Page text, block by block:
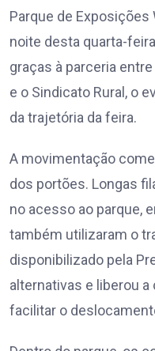
Parque de Exposições
noite desta quarta-
graças à parceria
e o Sindicato Rural, o
da trajetória da feira.
A movimentação
dos portões. Longas
no acesso ao parque,
também utilizaram o
disponibilizado pela
alternativas e liberou
facilitar o